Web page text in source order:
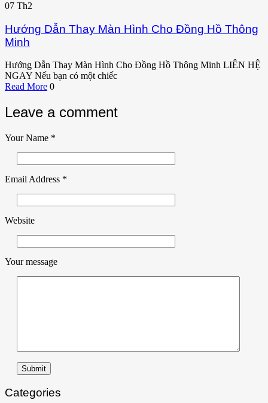
07 Th2
Hướng Dẫn Thay Màn Hình Cho Đồng Hồ Thông
Minh
Hướng Dẫn Thay Màn Hình Cho Đồng Hồ Thông Minh LIÊN HỆ
NGAY Nếu bạn có một chiếc
Read More 0
Leave a comment
Your Name *
Email Address *
Website
Your message
Submit
Categories